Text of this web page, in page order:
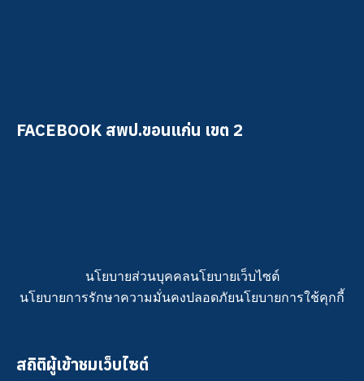
FACEBOOK สพป.ขอนแก่น เขต 2
นโยบายส่วนบุคคลนโยบายเว็บไซต์
นโยบายการรักษาความมั่นคงปลอดภัยนโยบายการใช้คุกกี้
สถิติผู้เข้าชมเว็บไซต์